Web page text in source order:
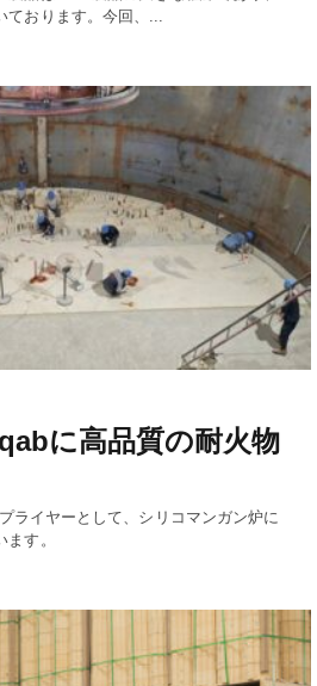
おります。今回、...
に高品質の耐火物
ライヤーとして、シリコマンガン炉に
す。